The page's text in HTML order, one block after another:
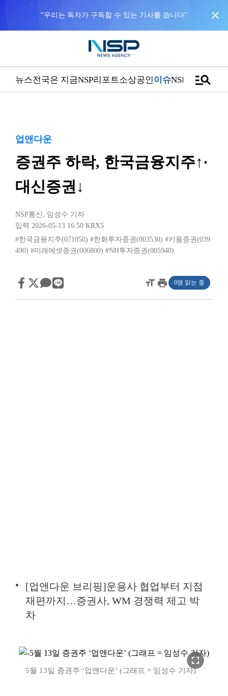
“우리는 독자가 구독할 수 있는 기사를 씁니다” close
뉴스전국은 지금NSP리포트소상공인이슈NSPTVmanage_search
업앤다운
증권주 하락, 한국금융지주↑·
대신증권↓
NSP통신 , 임성수 기자
입력 2026-05-13 16:50 KRX5
#한국금융지주(071050) #한화투자증권(003530) #키움증권(039
490) #미래에셋증권(006800) #NH투자증권(005940)
format_sizeprint 0명 읽는 중
[업앤다운 브리핑]운용사 협업부터 지점
재편까지…증권사, WM 경쟁력 제고 박
차
fullscreen
5월 13일 증권주 ‘업앤다운’ (그래프 = 임성수 기자)